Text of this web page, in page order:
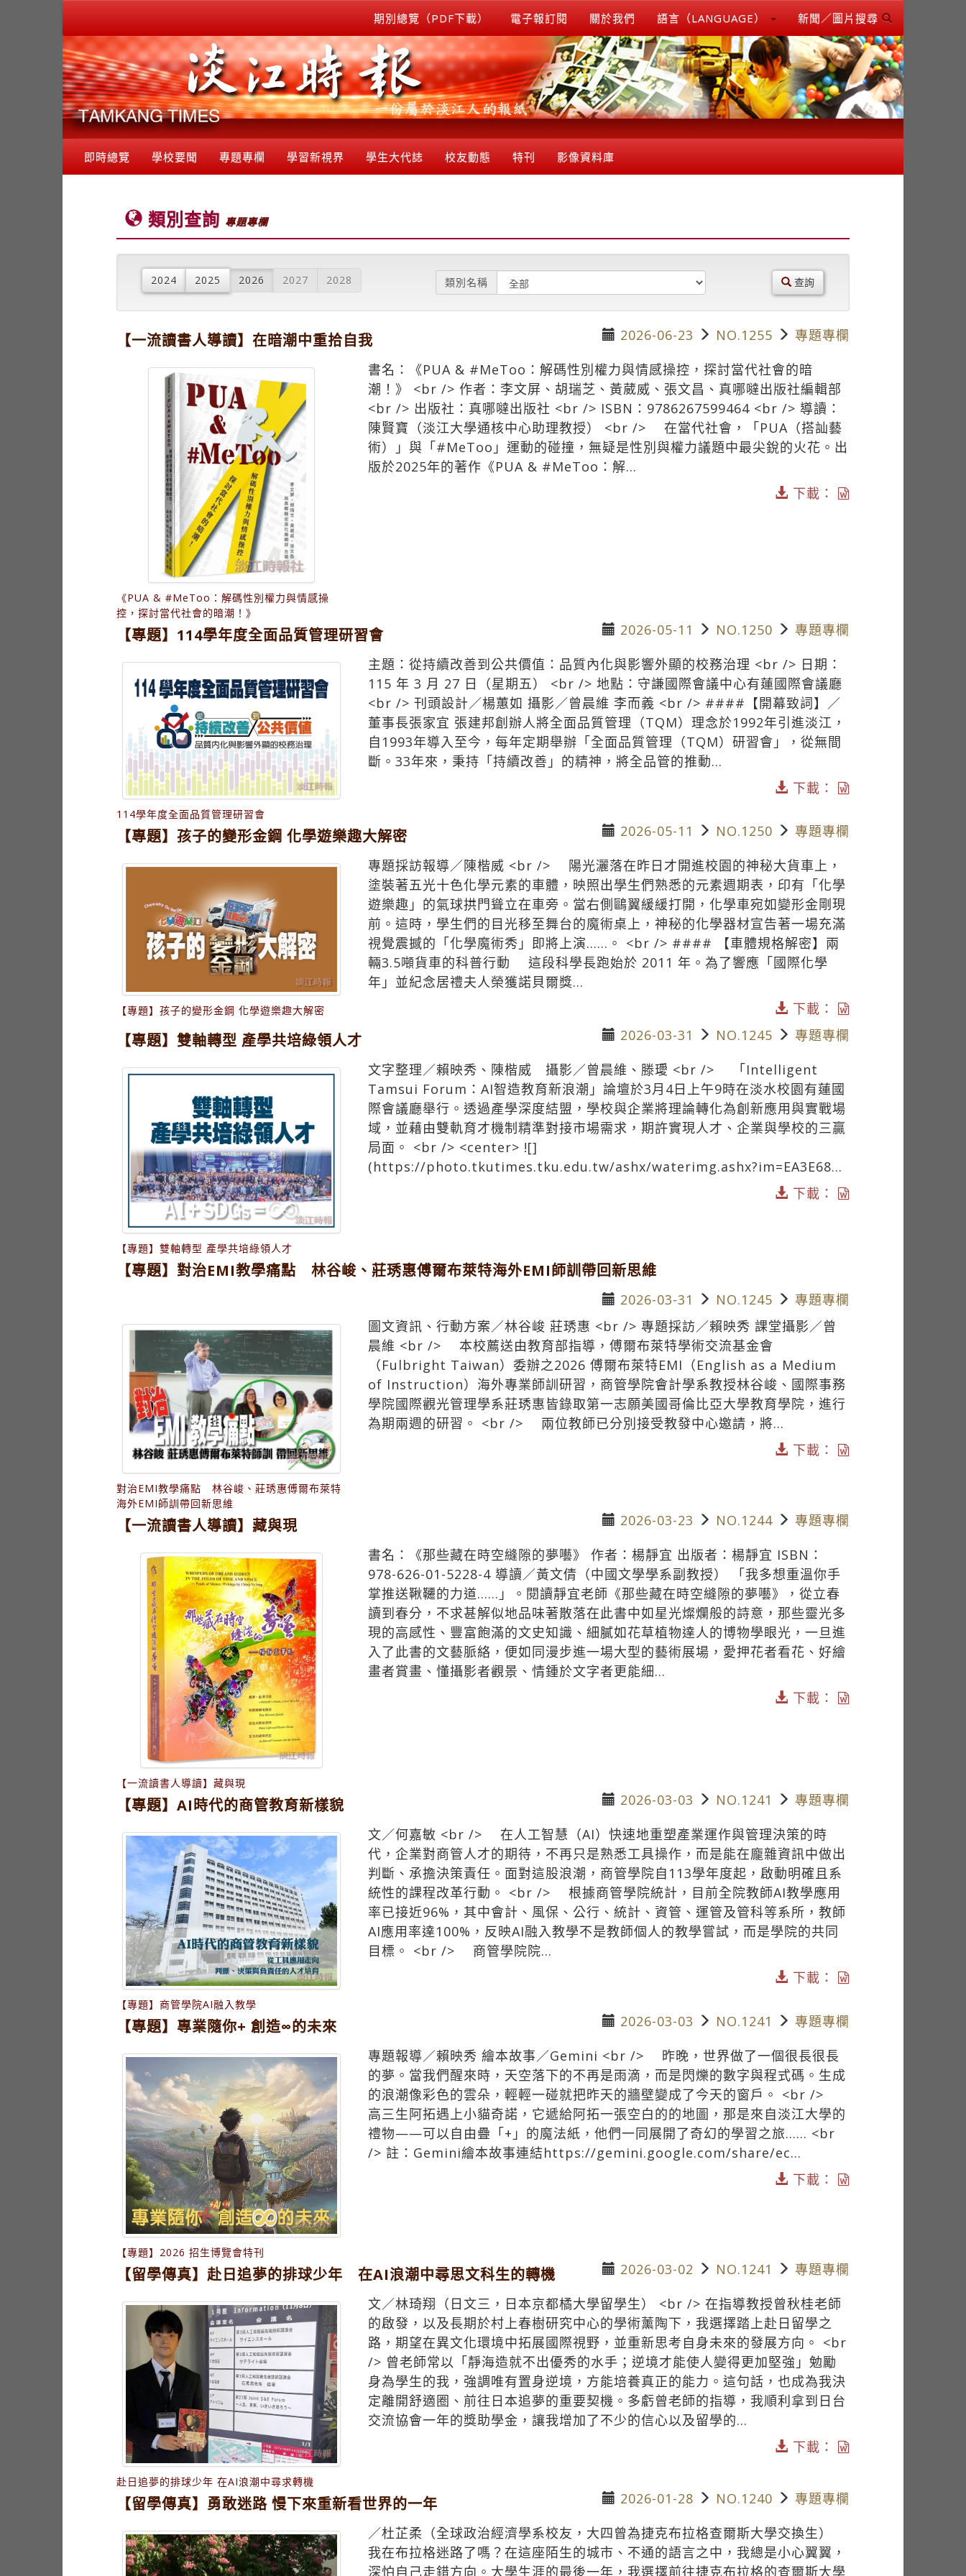
期別總覽（PDF下載） 電子報訂閱 關於我們 語言（LANGUAGE） 新聞／圖片搜尋
即時總覽 學校要聞 專題專欄 學習新視界 學生大代誌 校友動態 特刊 影像資料庫
類別查詢 專題專欄
2024 2025 2026 2027 2028 類別名稱 查詢
【一流讀書人導讀】在暗潮中重拾自我 2026-06-23 NO.1255 專題專欄
《PUA & #MeToo：解碼性別權力與情感操
控，探討當代社會的暗潮！》
書名：《PUA & #MeToo：解碼性別權力與情感操控，探討當代社會的暗
潮！》 <br /> 作者：李文屏、胡瑞芝、黃葳威、張文昌、真哪噠出版社編輯部
<br /> 出版社：真哪噠出版社 <br /> ISBN：9786267599464 <br /> 導讀：
陳賢寶（淡江大學通核中心助理教授） <br /> 在當代社會，「PUA（搭訕藝
術）」與「#MeToo」運動的碰撞，無疑是性別與權力議題中最尖銳的火花。出
版於2025年的著作《PUA & #MeToo：解...
下載：
【專題】114學年度全面品質管理研習會 2026-05-11 NO.1250 專題專欄
114學年度全面品質管理研習會
主題：從持續改善到公共價值：品質內化與影響外顯的校務治理 <br /> 日期：
115 年 3 月 27 日（星期五） <br /> 地點：守謙國際會議中心有蓮國際會議廳
<br /> 刊頭設計／楊蕙如 攝影／曾晨維 李而義 <br /> ####【開幕致詞】／
董事長張家宜 張建邦創辦人將全面品質管理（TQM）理念於1992年引進淡江，
自1993年導入至今，每年定期舉辦「全面品質管理（TQM）研習會」，從無間
斷。33年來，秉持「持續改善」的精神，將全品管的推動...
下載：
【專題】孩子的變形金鋼 化學遊樂趣大解密 2026-05-11 NO.1250 專題專欄
【專題】孩子的變形金鋼 化學遊樂趣大解密
專題採訪報導／陳楷威 <br /> 陽光灑落在昨日才開進校園的神秘大貨車上，
塗裝著五光十色化學元素的車體，映照出學生們熟悉的元素週期表，印有「化學
遊樂趣」的氣球拱門聳立在車旁。當右側鷗翼緩緩打開，化學車宛如變形金剛現
前。這時，學生們的目光移至舞台的魔術桌上，神秘的化學器材宣告著一場充滿
視覺震撼的「化學魔術秀」即將上演……。 <br /> #### 【車體規格解密】兩
輛3.5噸貨車的科普行動 這段科學長跑始於 2011 年。為了響應「國際化學
年」並紀念居禮夫人榮獲諾貝爾獎...
下載：
【專題】雙軸轉型 產學共培綠領人才 2026-03-31 NO.1245 專題專欄
【專題】雙軸轉型 產學共培綠領人才
文字整理／賴映秀、陳楷威 攝影／曾晨維、滕璦 <br /> 「Intelligent
Tamsui Forum：AI智造教育新浪潮」論壇於3月4日上午9時在淡水校園有蓮國
際會議廳舉行。透過產學深度結盟，學校與企業將理論轉化為創新應用與實戰場
域，並藉由雙軌育才機制精準對接市場需求，期許實現人才、企業與學校的三贏
局面。 <br /> <center> ![]
(https://photo.tkutimes.tku.edu.tw/ashx/waterimg.ashx?im=EA3E68...
下載：
【專題】對治EMI教學痛點 林谷峻、莊琇惠傅爾布萊特海外EMI師訓帶回新思維
2026-03-31 NO.1245 專題專欄
對治EMI教學痛點 林谷峻、莊琇惠傅爾布萊特
海外EMI師訓帶回新思維
圖文資訊、行動方案／林谷峻 莊琇惠 <br /> 專題採訪／賴映秀 課堂攝影／曾
晨維 <br /> 本校薦送由教育部指導，傅爾布萊特學術交流基金會
（Fulbright Taiwan）委辦之2026 傅爾布萊特EMI（English as a Medium
of Instruction）海外專業師訓研習，商管學院會計學系教授林谷峻、國際事務
學院國際觀光管理學系莊琇惠皆錄取第一志願美國哥倫比亞大學教育學院，進行
為期兩週的研習。 <br /> 兩位教師已分別接受教發中心邀請，將...
下載：
【一流讀書人導讀】藏與現 2026-03-23 NO.1244 專題專欄
【一流讀書人導讀】藏與現
書名：《那些藏在時空縫隙的夢囈》 作者：楊靜宜 出版者：楊靜宜 ISBN：
978-626-01-5228-4 導讀／黃文倩（中國文學學系副教授） 「我多想重溫你手
掌推送鞦韆的力道……」。閱讀靜宜老師《那些藏在時空縫隙的夢囈》，從立春
讀到春分，不求甚解似地品味著散落在此書中如星光燦爛般的詩意，那些靈光多
現的高感性、豐富飽滿的文史知識、細膩如花草植物達人的博物學眼光，一旦進
入了此書的文藝脈絡，便如同漫步進一場大型的藝術展場，愛押花者看花、好繪
畫者賞畫、懂攝影者觀景、情鍾於文字者更能細...
下載：
【專題】AI時代的商管教育新樣貌 2026-03-03 NO.1241 專題專欄
【專題】商管學院AI融入教學
文／何嘉敏 <br /> 在人工智慧（AI）快速地重塑產業運作與管理決策的時
代，企業對商管人才的期待，不再只是熟悉工具操作，而是能在龐雜資訊中做出
判斷、承擔決策責任。面對這股浪潮，商管學院自113學年度起，啟動明確且系
統性的課程改革行動。 <br /> 根據商管學院統計，目前全院教師AI教學應用
率已接近96%，其中會計、風保、公行、統計、資管、運管及管科等系所，教師
AI應用率達100%，反映AI融入教學不是教師個人的教學嘗試，而是學院的共同
目標。 <br /> 商管學院院...
下載：
【專題】專業隨你+ 創造∞的未來 2026-03-03 NO.1241 專題專欄
【專題】2026 招生博覽會特刊
專題報導／賴映秀 繪本故事／Gemini <br /> 昨晚，世界做了一個很長很長
的夢。當我們醒來時，天空落下的不再是雨滴，而是閃爍的數字與程式碼。生成
的浪潮像彩色的雲朵，輕輕一碰就把昨天的牆壁變成了今天的窗戶。 <br />
高三生阿拓遇上小貓奇諾，它遞給阿拓一張空白的的地圖，那是來自淡江大學的
禮物——可以自由疊「+」的魔法紙，他們一同展開了奇幻的學習之旅…… <br
/> 註：Gemini繪本故事連結https://gemini.google.com/share/ec...
下載：
【留學傳真】赴日追夢的排球少年 在AI浪潮中尋思文科生的轉機 2026-03-02 NO.1241 專題專欄
赴日追夢的排球少年 在AI浪潮中尋求轉機
文／林琦翔（日文三，日本京都橘大學留學生） <br /> 在指導教授曾秋桂老師
的啟發，以及長期於村上春樹研究中心的學術薰陶下，我選擇踏上赴日留學之
路，期望在異文化環境中拓展國際視野，並重新思考自身未來的發展方向。 <br
/> 曾老師常以「靜海造就不出優秀的水手；逆境才能使人變得更加堅強」勉勵
身為學生的我，強調唯有置身逆境，方能培養真正的能力。這句話，也成為我決
定離開舒適圈、前往日本追夢的重要契機。多虧曾老師的指導，我順利拿到日台
交流協會一年的獎助學金，讓我增加了不少的信心以及留學的...
下載：
【留學傳真】勇敢迷路 慢下來重新看世界的一年 2026-01-28 NO.1240
專題專欄
／杜芷柔（全球政治經濟學系校友，大四曾為捷克布拉格查爾斯大學交換生）
我在布拉格迷路了嗎？在這座陌生的城市、不通的語言之中，我總是小心翼翼，
深怕自己走錯方向。大學生涯的最後一年，我選擇前往捷克布拉格的查爾斯大學